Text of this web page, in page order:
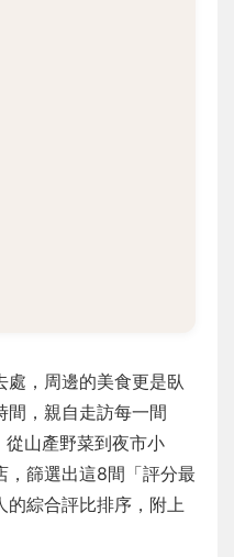
處，周邊的美食更是臥
間，親自走訪每一間
山產野菜到夜市小
，篩選出這8間「評分最
的綜合評比排序，附上